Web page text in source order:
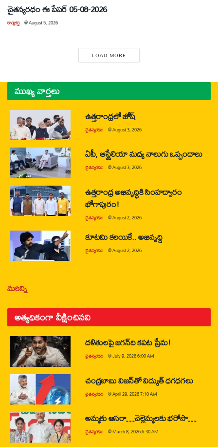
చైతన్యరధం ఈ పేపర్ 05-08-2026
కార్యకర్త @August 5, 2026
LOAD MORE
ముఖ్య వార్తలు
ఉత్తరాంధ్రలో జోష్
చైతన్యరధం @August 3, 2026
ఏపీ, ఆస్ట్రేలియా మధ్య నాలుగు ఒప్పందాలు
చైతన్యరధం @August 3, 2026
ఉత్తరాంధ్ర అభివృద్ధికి సింహద్వారం
భోగాపురం!
చైతన్యరధం @August 2, 2026
కూటమి కలయికే.. అభివృద్ధి
చైతన్యరధం @August 2, 2026
మరిన్ని
అత్యధికంగా వీక్షించినవి
దళితులపై జగన్‌ది కపట ప్రేమ!
చైతన్యరధం @July 9, 2026 6:00 AM
చంద్రబాబు విజన్‌తో విద్యుత్ ధగధగలు
చైతన్యరధం @April 29, 2026 7:10 AM
అమ్మకు ఆసరా…చెల్లెమ్మలకు భరోసా…
చైతన్యరధం @March 8, 2026 6:30 AM